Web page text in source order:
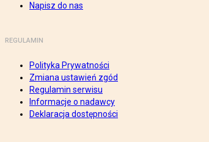
Napisz do nas
REGULAMIN
Polityka Prywatności
Zmiana ustawień zgód
Regulamin serwisu
Informacje o nadawcy
Deklaracja dostępności